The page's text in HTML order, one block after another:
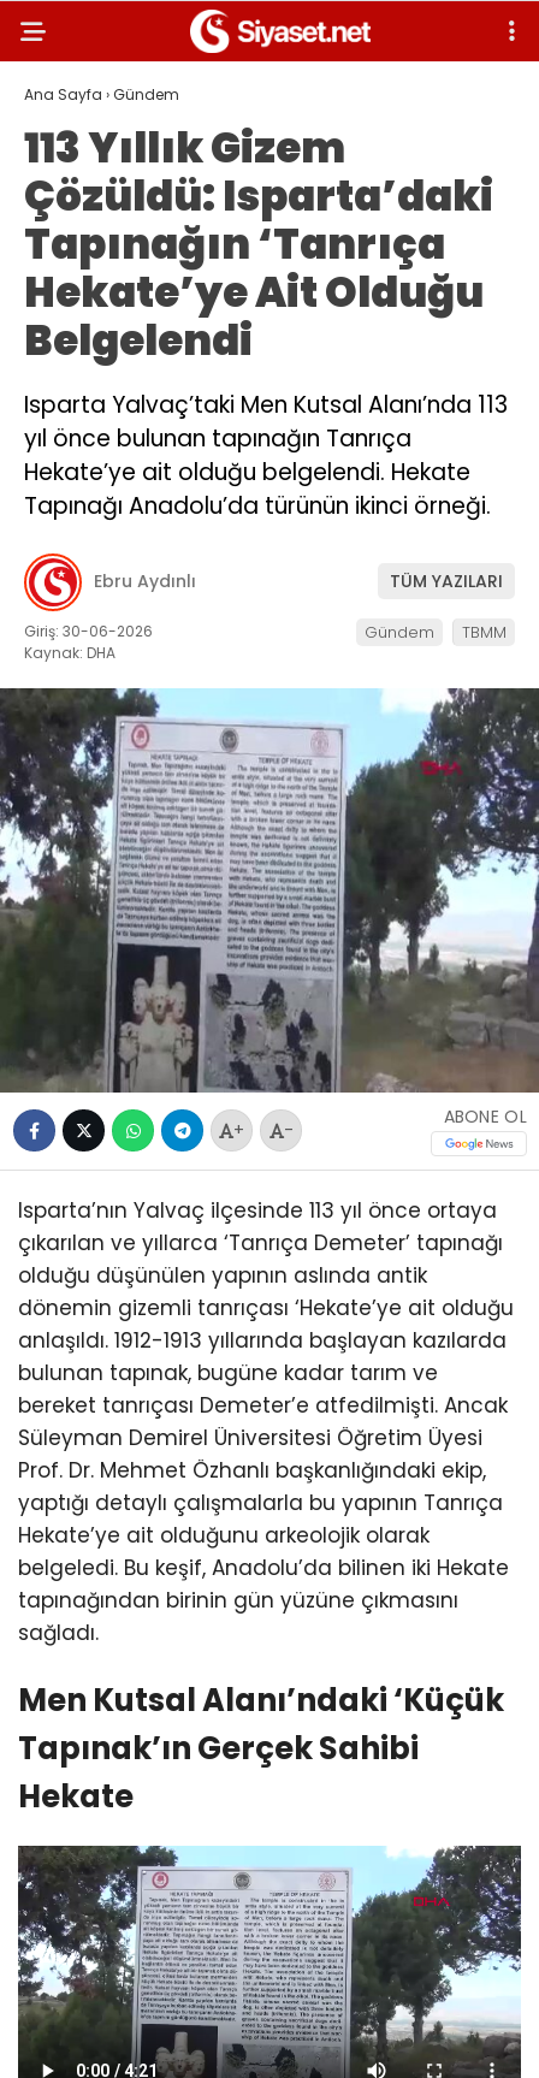
Ana Sayfa ›Gündem
113 Yıllık Gizem
Çözüldü: Isparta’daki
Tapınağın ‘Tanrıça
Hekate’ye Ait Olduğu
Belgelendi
Isparta Yalvaç’taki Men Kutsal Alanı’nda 113
yıl önce bulunan tapınağın Tanrıça
Hekate’ye ait olduğu belgelendi. Hekate
Tapınağı Anadolu’da türünün ikinci örneği.
Ebru Aydınlı TÜM YAZILARI
Giriş: 30-06-2026
Kaynak: DHA
Gündem TBMM
+ -
ABONE OL
Isparta’nın Yalvaç ilçesinde 113 yıl önce ortaya
çıkarılan ve yıllarca ‘Tanrıça Demeter’ tapınağı
olduğu düşünülen yapının aslında antik
dönemin gizemli tanrıçası ‘Hekate’ye ait olduğu
anlaşıldı. 1912-1913 yıllarında başlayan kazılarda
bulunan tapınak, bugüne kadar tarım ve
bereket tanrıçası Demeter’e atfedilmişti. Ancak
Süleyman Demirel Üniversitesi Öğretim Üyesi
Prof. Dr. Mehmet Özhanlı başkanlığındaki ekip,
yaptığı detaylı çalışmalarla bu yapının Tanrıça
Hekate’ye ait olduğunu arkeolojik olarak
belgeledi. Bu keşif, Anadolu’da bilinen iki Hekate
tapınağından birinin gün yüzüne çıkmasını
sağladı.
Men Kutsal Alanı’ndaki ‘Küçük
Tapınak’ın Gerçek Sahibi
Hekate